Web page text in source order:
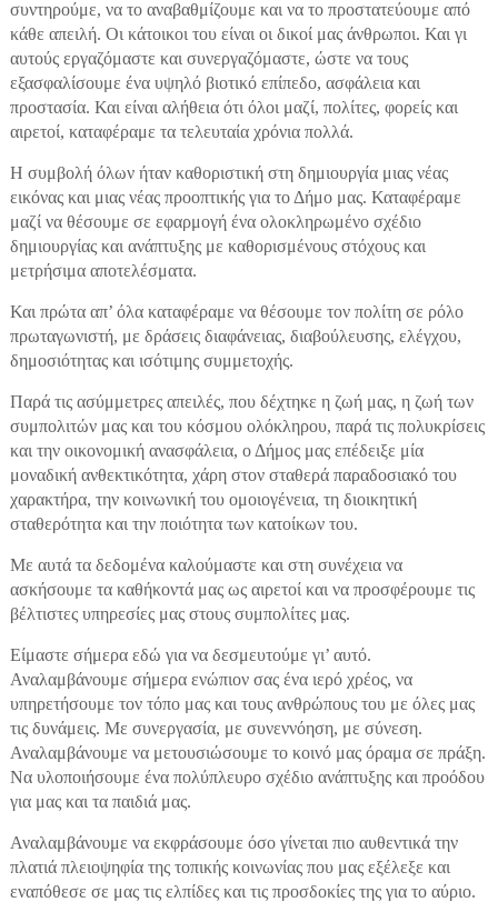
συντηρούμε, να το αναβαθμίζουμε και να το προστατεύουμε από
κάθε απειλή. Οι κάτοικοι του είναι οι δικοί μας άνθρωποι. Και γι
αυτούς εργαζόμαστε και συνεργαζόμαστε, ώστε να τους
εξασφαλίσουμε ένα υψηλό βιοτικό επίπεδο, ασφάλεια και
προστασία. Και είναι αλήθεια ότι όλοι μαζί, πολίτες, φορείς και
αιρετοί, καταφέραμε τα τελευταία χρόνια πολλά.
Η συμβολή όλων ήταν καθοριστική στη δημιουργία μιας νέας
εικόνας και μιας νέας προοπτικής για το Δήμο μας. Καταφέραμε
μαζί να θέσουμε σε εφαρμογή ένα ολοκληρωμένο σχέδιο
δημιουργίας και ανάπτυξης με καθορισμένους στόχους και
μετρήσιμα αποτελέσματα.
Και πρώτα απ’ όλα καταφέραμε να θέσουμε τον πολίτη σε ρόλο
πρωταγωνιστή, με δράσεις διαφάνειας, διαβούλευσης, ελέγχου,
δημοσιότητας και ισότιμης συμμετοχής.
Παρά τις ασύμμετρες απειλές, που δέχτηκε η ζωή μας, η ζωή των
συμπολιτών μας και του κόσμου ολόκληρου, παρά τις πολυκρίσεις
και την οικονομική ανασφάλεια, ο Δήμος μας επέδειξε μία
μοναδική ανθεκτικότητα, χάρη στον σταθερά παραδοσιακό του
χαρακτήρα, την κοινωνική του ομοιογένεια, τη διοικητική
σταθερότητα και την ποιότητα των κατοίκων του.
Με αυτά τα δεδομένα καλούμαστε και στη συνέχεια να
ασκήσουμε τα καθήκοντά μας ως αιρετοί και να προσφέρουμε τις
βέλτιστες υπηρεσίες μας στους συμπολίτες μας.
Είμαστε σήμερα εδώ για να δεσμευτούμε γι’ αυτό.
Αναλαμβάνουμε σήμερα ενώπιον σας ένα ιερό χρέος, να
υπηρετήσουμε τον τόπο μας και τους ανθρώπους του με όλες μας
τις δυνάμεις. Με συνεργασία, με συνεννόηση, με σύνεση.
Αναλαμβάνουμε να μετουσιώσουμε το κοινό μας όραμα σε πράξη.
Να υλοποιήσουμε ένα πολύπλευρο σχέδιο ανάπτυξης και προόδου
για μας και τα παιδιά μας.
Αναλαμβάνουμε να εκφράσουμε όσο γίνεται πιο αυθεντικά την
πλατιά πλειοψηφία της τοπικής κοινωνίας που μας εξέλεξε και
εναπόθεσε σε μας τις ελπίδες και τις προσδοκίες της για το αύριο.